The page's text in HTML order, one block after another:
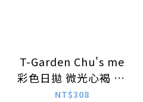
T-Garden Chu's me
彩色日拋 微光心褐 10
片裝/盒
NT$308